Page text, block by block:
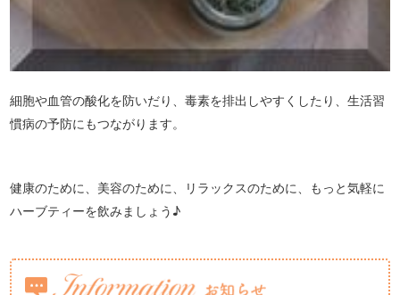
細胞や血管の酸化を防いだり、毒素を排出しやすくしたり、生活習
慣病の予防にもつながります。
健康のために、美容のために、リラックスのために、もっと気軽に
ハーブティーを飲みましょう♪